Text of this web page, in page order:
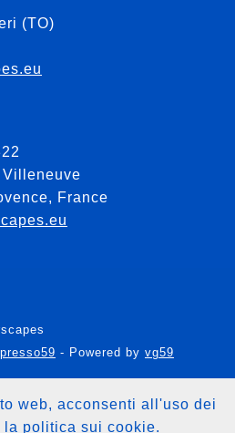
(TO)
Villeneuve
France
- Powered by vg59
web, acconsenti all'uso dei
la politica sui cookie.